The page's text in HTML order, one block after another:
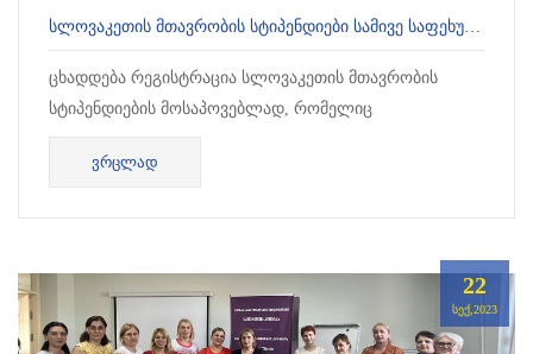
ᲡᲚᲝᲕᲐᲙᲔᲗᲘᲡ ᲛᲗᲐᲕᲠᲝᲑᲘᲡ ᲡᲢᲘᲞᲔᲜᲓᲘᲔᲑᲘ ᲡᲐᲛᲘᲕᲔ ᲡᲐᲤᲔᲮᲣᲠᲘᲡ ᲡᲢᲣᲓᲔᲜᲢᲔᲑᲘᲡᲐ ᲓᲐ ᲞᲠᲝᲤᲔᲡᲝᲠᲔᲑᲘᲡᲐᲗᲕᲘᲡ
ცხადდება რეგისტრაცია სლოვაკეთის მთავრობის
სტიპენდიების მოსაპოვებლად, რომელიც
განკუთვნილია სამივე საფეხურის სტუდენტებისა და
პროფესორ-მასწავლე...
ᲕᲠᲪᲚᲐᲓ
22
ᲡᲔᲥ,2023